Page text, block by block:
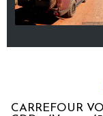
CARREFOUR